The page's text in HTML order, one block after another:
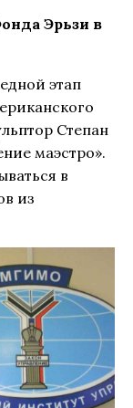
Эрьзи в
этап
Степан
маэстро».
в
из